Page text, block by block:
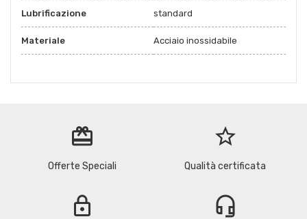
Lubrificazione standard
Materiale Acciaio inossidabile
redeem
Offerte Speciali
star_border
Qualità certificata
lock headset_mic